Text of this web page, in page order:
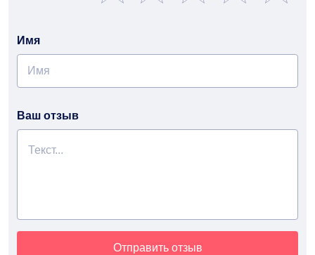
Имя
Ваш отзыв
Отправить отзыв